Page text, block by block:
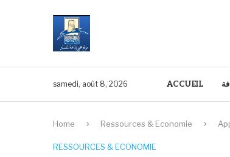
samedi, août 8, 2026 ACCUEIL
Home Ressources & Economie
RESSOURCES & ECONOMIE